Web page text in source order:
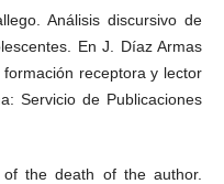
Análisis discursivo de
En J. Díaz Armas
receptora y lector
Servicio de Publicaciones
the death of the author.